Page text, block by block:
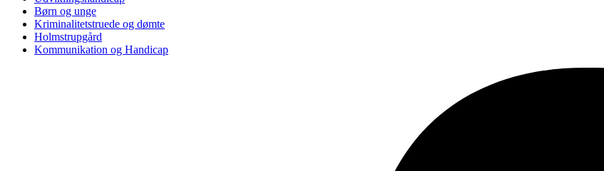
Børn og unge
Kriminalitetstruede og dømte
Holmstrupgård
Kommunikation og Handicap